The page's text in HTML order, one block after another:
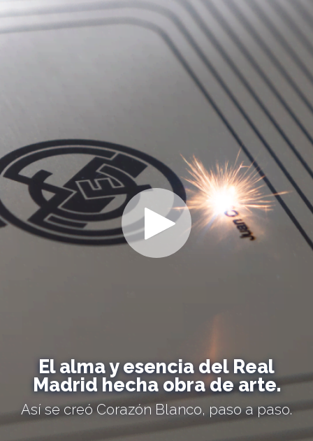
El alma y esencia del Real
Madrid hecha obra de arte.
Así se creó Corazón Blanco, paso a paso.